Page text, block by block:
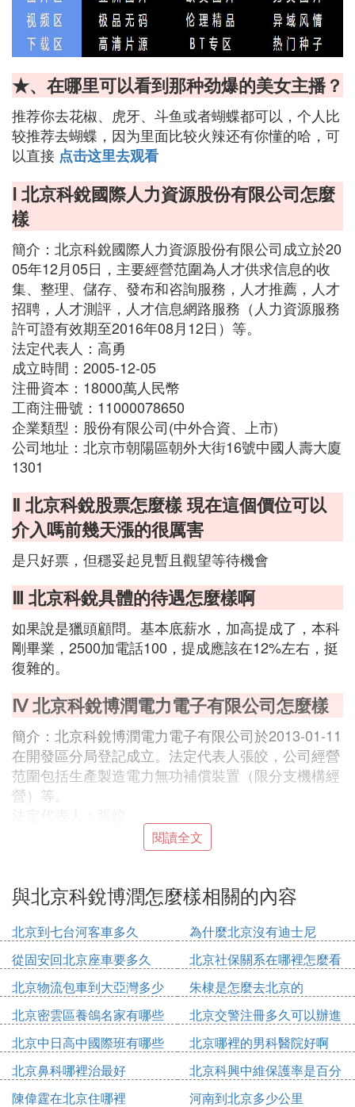
★、在哪里可以看到那种劲爆的美女主播？
推荐你去花椒、虎牙、斗鱼或者蝴蝶都可以，个人比
较推荐去蝴蝶，因为里面比较火辣还有你懂的哈，可
以直接 点击这里去观看
Ⅰ 北京科銳國際人力資源股份有限公司怎麼
樣
簡介：北京科銳國際人力資源股份有限公司成立於20
05年12月05日，主要經營范圍為人才供求信息的收
集、整理、儲存、發布和咨詢服務，人才推薦，人才
招聘，人才測評，人才信息網路服務（人力資源服務
許可證有效期至2016年08月12日）等。
法定代表人：高勇
成立時間：2005-12-05
注冊資本：18000萬人民幣
工商注冊號：11000078650
企業類型：股份有限公司(中外合資、上市)
公司地址：北京市朝陽區朝外大街16號中國人壽大廈
1301
Ⅱ 北京科銳股票怎麼樣 現在這個價位可以
介入嗎前幾天漲的很厲害
是只好票，但穩妥起見暫且觀望等待機會
Ⅲ 北京科銳具體的待遇怎麼樣啊
如果說是獵頭顧問。基本底薪水，加高提成了，本科
剛畢業，2500加電話100，提成應該在12%左右，挺
復雜的。
Ⅳ 北京科銳博潤電力電子有限公司怎麼樣
簡介：北京科銳博潤電力電子有限公司於2013-01-11
在開發區分局登記成立。法定代表人張皎，公司經營
范圍包括生產製造電力無功補償裝置（限分支機構經
營）等。
成立時間：2013-01-11
注冊資本：5000萬人民幣
企業類型：其他有限責任公司
公司地址：北京市北京經濟技術開發區經海三路139
號院1號樓B座5層503室
Ⅳ 北京科銳配電自動化怎麼樣啊，跪求大
神指點
，據我了解，上地這邊是自動化的研發室，機械研發
室在懷柔那邊，有宿舍（可能略收點點水電費用）。
因為要給你解決北京戶口所以剛畢業底薪不會很高
的。年終獎和提成就不太清楚了，看項目效益吧，是
閱讀全文
與北京科銳博潤怎麼樣相關的內容
北京到七台河客車多久
為什麼北京沒有迪士尼
從固安回北京座車要多久
北京社保關系在哪裡怎麼看
北京物流包車到大亞灣多少
錢
朱棣是怎麼去北京的
北京密雲區養鴿名家有哪些
人
北京交警注冊多久可以辦進
京證
北京中日高中國際班有哪些
北京哪裡的男科醫院好啊
北京鼻科哪裡治最好
北京科興中維保護率是百分
之多少
陳偉霆在北京住哪裡 河南到北京多少公里